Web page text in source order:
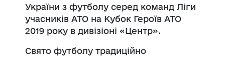
України з футболу серед команд Ліги
учасників АТО на Кубок Героїв АТО
2019 року в дивізіоні «Центр».
Свято футболу традиційно